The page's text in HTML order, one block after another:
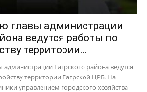
главы администрации
ведутся работы по
территории...
Гагрского района ведутся
территории Гагрской ЦРБ. На
управлением городского хозяйства